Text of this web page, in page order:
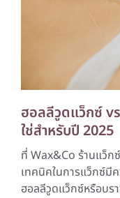
ฮอลลีวูดแว็กซ์
ใช่สำหรับปี 2025
ที่ Wax&Co ร้านแว็กซ์
เทคนิคในการแว็กซ์มี
ฮอลลีวูดแว็กซ์หรือบร